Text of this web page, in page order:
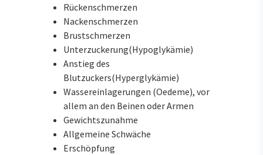
Rückenschmerzen
Nackenschmerzen
Brustschmerzen
Unterzuckerung(Hypoglykämie)
Anstieg des
Blutzuckers(Hyperglykämie)
Wassereinlagerungen (Oedeme), vor
allem an den Beinen oder Armen
Gewichtszunahme
Allgemeine Schwäche
Erschöpfung